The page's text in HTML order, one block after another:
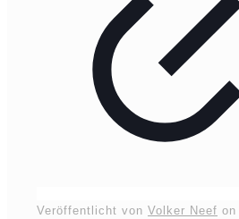
Veröffentlicht von Volker Neef on